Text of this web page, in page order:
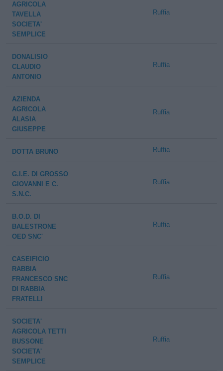
AGRICOLA
TAVELLA
SOCIETA'
SEMPLICE
Ruffia
DONALISIO
CLAUDIO
ANTONIO
Ruffia
AZIENDA
AGRICOLA
ALASIA
GIUSEPPE
Ruffia
DOTTA BRUNO Ruffia
G.I.E. DI GROSSO
GIOVANNI E C.
S.N.C.
Ruffia
B.O.D. DI
BALESTRONE
OED SNC'
Ruffia
CASEIFICIO
RABBIA
FRANCESCO SNC
DI RABBIA
FRATELLI
Ruffia
SOCIETA'
AGRICOLA TETTI
BUSSONE
SOCIETA'
SEMPLICE
Ruffia